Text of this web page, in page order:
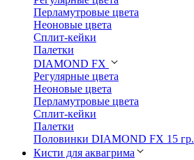
Перламутровые цвета
Неоновые цвета
Сплит-кейки
Палетки
DIAMOND FX
Регулярные цвета
Неоновые цвета
Перламутровые цвета
Сплит-кейки
Палетки
Половинки DIAMOND FX 15 гр.
Кисти для аквагрима